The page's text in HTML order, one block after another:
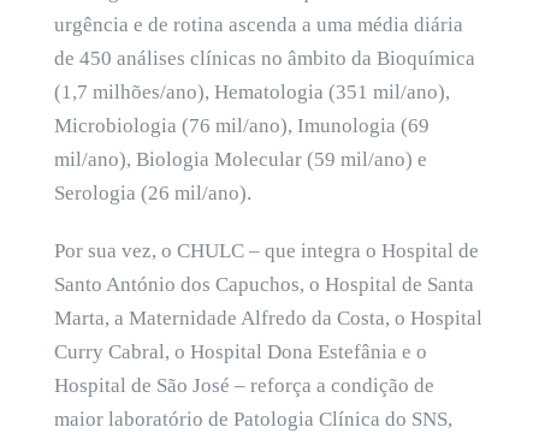
urgência e de rotina ascenda a uma média diária
de 450 análises clínicas no âmbito da Bioquímica
(1,7 milhões/ano), Hematologia (351 mil/ano),
Microbiologia (76 mil/ano), Imunologia (69
mil/ano), Biologia Molecular (59 mil/ano) e
Serologia (26 mil/ano).
Por sua vez, o CHULC – que integra o Hospital de
Santo António dos Capuchos, o Hospital de Santa
Marta, a Maternidade Alfredo da Costa, o Hospital
Curry Cabral, o Hospital Dona Estefânia e o
Hospital de São José – reforça a condição de
maior laboratório de Patologia Clínica do SNS,